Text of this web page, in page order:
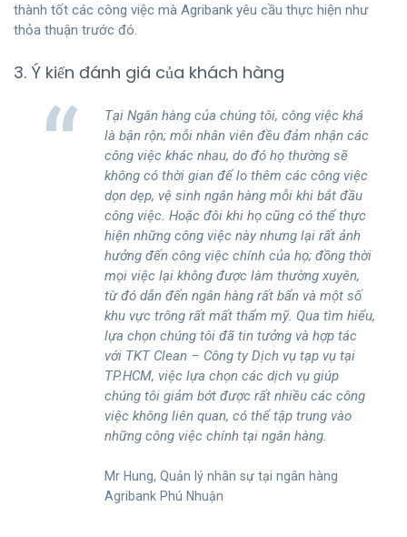
thành tốt các công việc mà Agribank yêu cầu thực hiện như
thỏa thuận trước đó.
3. Ý kiến đánh giá của khách hàng
Tại Ngân hàng của chúng tôi, công việc khá
là bận rộn; mỗi nhân viên đều đảm nhận các
công việc khác nhau, do đó họ thường sẽ
không có thời gian để lo thêm các công việc
dọn dẹp, vệ sinh ngân hàng mỗi khi bắt đầu
công việc. Hoặc đôi khi họ cũng có thể thực
hiện những công việc này nhưng lại rất ảnh
hưởng đến công việc chính của họ; đồng thời
mọi việc lại không được làm thường xuyên,
từ đó dẫn đến ngân hàng rất bẩn và một số
khu vực trông rất mất thẩm mỹ. Qua tìm hiểu,
lựa chọn chúng tôi đã tin tưởng và hợp tác
với TKT Clean – Công ty Dịch vụ tạp vụ tại
TP.HCM, việc lựa chọn các dịch vụ giúp
chúng tôi giảm bớt được rất nhiều các công
việc không liên quan, có thể tập trung vào
những công việc chính tại ngân hàng.
Mr Hung, Quản lý nhân sự tại ngân hàng
Agribank Phú Nhuận